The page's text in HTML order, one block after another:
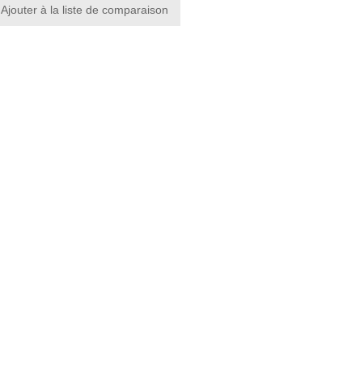
Ajouter à la liste de comparaison